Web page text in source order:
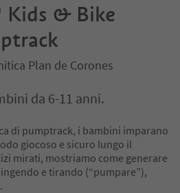
Kids & Bike
Plan de Corones
da 6-11 anni.
di pumptrack, i bambini imparano
giocoso e sicuro lungo il
mirati, mostriamo come generare
e tirando (“pumpare”),